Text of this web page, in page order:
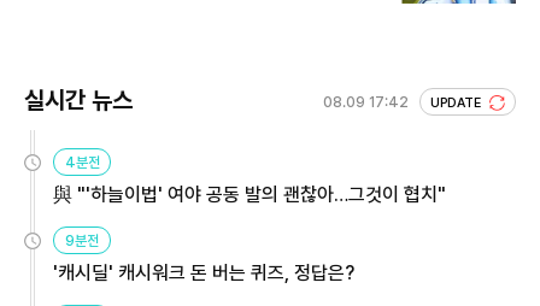
실시간 뉴스 08.09 17:42 UPDATE
4분전
與 "'하늘이법' 여야 공동 발의 괜찮아…그것이 협치"
9분전
'캐시딜' 캐시워크 돈 버는 퀴즈, 정답은?